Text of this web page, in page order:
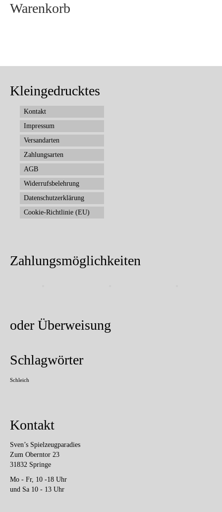
Warenkorb
Kleingedrucktes
Kontakt
Impressum
Versandarten
Zahlungsarten
AGB
Widerrufsbelehrung
Datenschutzerklärung
Cookie-Richtlinie (EU)
Zahlungsmöglichkeiten
oder Überweisung
Schlagwörter
Schleich
Kontakt
Sven’s Spielzeugparadies
Zum Oberntor 23
31832 Springe
Mo - Fr, 10 -18 Uhr
und Sa 10 - 13 Uhr